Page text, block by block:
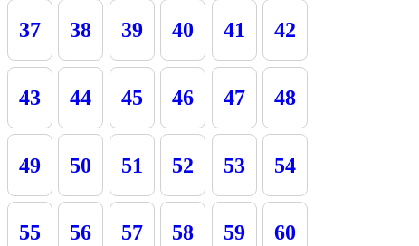
37 38 39 40 41 42
43 44 45 46 47 48
49 50 51 52 53 54
55 56 57 58 59 60